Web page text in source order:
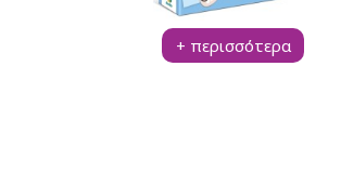
+ περισσότερα